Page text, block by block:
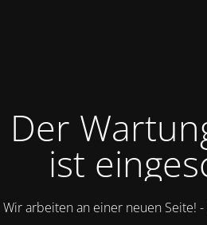
Der
ist
Wir arbeiten an einer neuen Seite! -